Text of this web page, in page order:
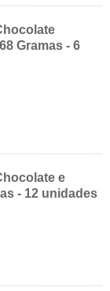
Gramas - 6
e
- 12 unidades